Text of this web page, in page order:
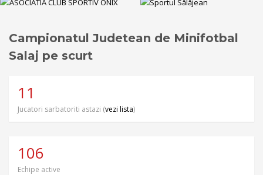
Campionatul Judetean de Minifotbal
Salaj pe scurt
11
Jucatori sarbatoriti astazi (vezi lista)
106
Echipe active